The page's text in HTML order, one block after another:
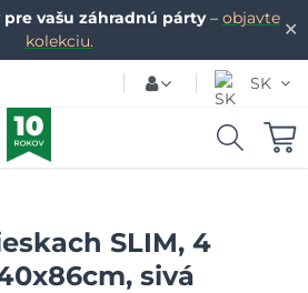
✕
vašu záhradnú párty– objavte
kolekciu.
SK
SLIM, 4
sivá